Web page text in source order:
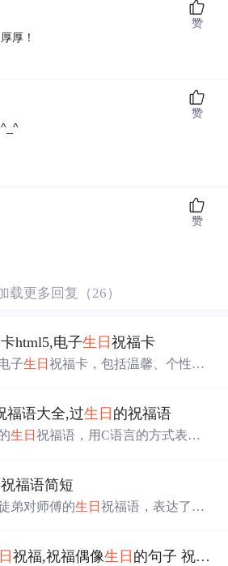
厚！
赞
赞
赞
载更多回复（26）
html5,电子生日祝福卡
子生日祝福卡，包括温馨、个性和
暖。无论是在特殊的日子里还是日
能让人感到幸福和快乐。
福语大全,过生日 的祝福语
生日祝福语，用C语言的方式表
论是朋友、家人还是同事的
递美好心意。
祝福语简短
弟对师傅的生日祝福语，表达了对
祝福,祝福偶像生日 的句子 祝好朋友